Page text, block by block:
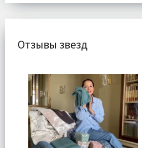
Отзывы звезд